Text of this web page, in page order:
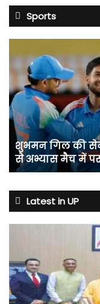
Sports
गिल
की
में
4
नेट
बॉलर्स
की
एंट्री,
7
अभ्यास
मैच
बहाएगी
टीम
इंडिया
शुभमन गिल की
से अभ्यास मैच में
Latest in UP